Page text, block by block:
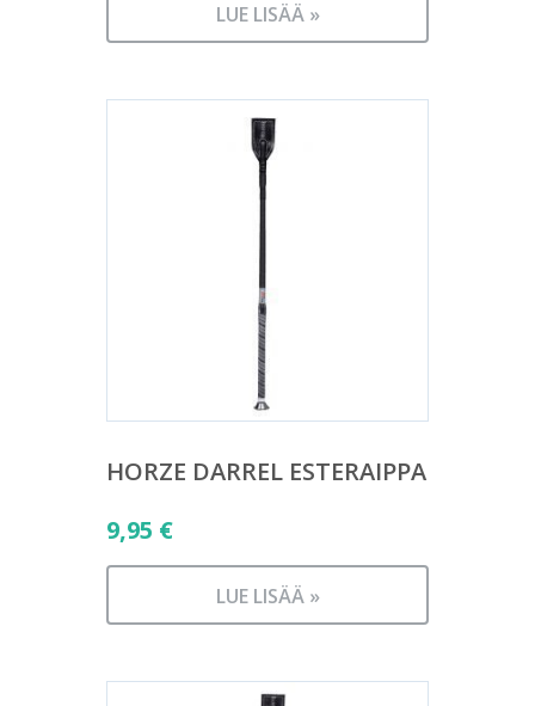
LUE LISÄÄ »
HORZE DARREL ESTERAIPPA
9,95 €
LUE LISÄÄ »